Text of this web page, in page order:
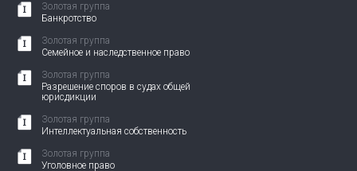
Золотая группа
Банкротство
Золотая группа
Семейное и наследственное право
Золотая группа
Разрешение споров в судах общей
юрисдикции
Золотая группа
Интеллектуальная собственность
Золотая группа
Уголовное право